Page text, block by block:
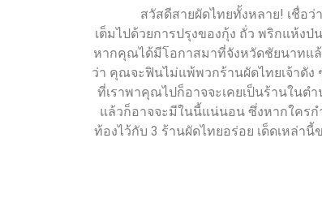
สวัสดีสายผัดไทยทั้งหลาย! เชื่อว่ามี
เต็มไปด้วยการปรุงของกุ้ง ถั่ว พริกแห้ง
หากคุณได้มีโอกาสมาที่จังหวัดชัยนาทแ
ว่า คุณจะฟินไม่แพ้พวกร้านผัดไทยเจ้าดั
ที่เราพาคุณไปก็อาจจะเคยเป็นร้านใน
แล้วก็อาจจะมีในนี้แน่นอน ซึ่งหากใคร
ท้องไว้กับ 3 ร้านผัดไทยอร่อย เด็ดเหล่